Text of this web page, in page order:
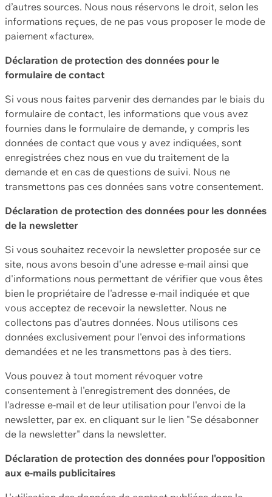
d’autres sources. Nous nous réservons le droit, selon les
informations reçues, de ne pas vous proposer le mode de
paiement «facture».
Déclaration de protection des données pour le
formulaire de contact
Si vous nous faites parvenir des demandes par le biais du
formulaire de contact, les informations que vous avez
fournies dans le formulaire de demande, y compris les
données de contact que vous y avez indiquées, sont
enregistrées chez nous en vue du traitement de la
demande et en cas de questions de suivi. Nous ne
transmettons pas ces données sans votre consentement.
Déclaration de protection des données pour les données
de la newsletter
Si vous souhaitez recevoir la newsletter proposée sur ce
site, nous avons besoin d'une adresse e-mail ainsi que
d'informations nous permettant de vérifier que vous êtes
bien le propriétaire de l'adresse e-mail indiquée et que
vous acceptez de recevoir la newsletter. Nous ne
collectons pas d'autres données. Nous utilisons ces
données exclusivement pour l'envoi des informations
demandées et ne les transmettons pas à des tiers.
Vous pouvez à tout moment révoquer votre
consentement à l'enregistrement des données, de
l'adresse e-mail et de leur utilisation pour l'envoi de la
newsletter, par ex. en cliquant sur le lien "Se désabonner
de la newsletter" dans la newsletter.
Déclaration de protection des données pour l'opposition
aux e-mails publicitaires